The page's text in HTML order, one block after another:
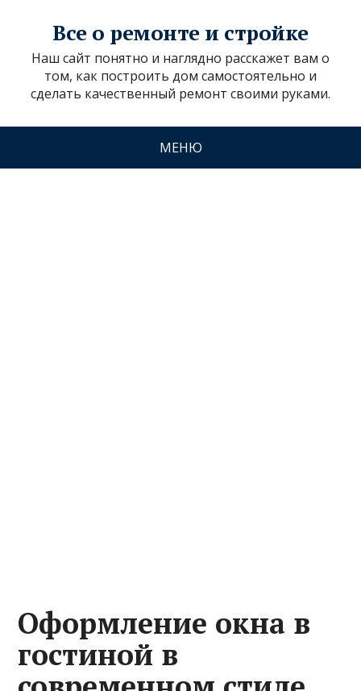
Все о ремонте и стройке
Наш сайт понятно и наглядно расскажет вам о
том, как построить дом самостоятельно и
сделать качественный ремонт своими руками.
МЕНЮ
Оформление окна в
гостиной в